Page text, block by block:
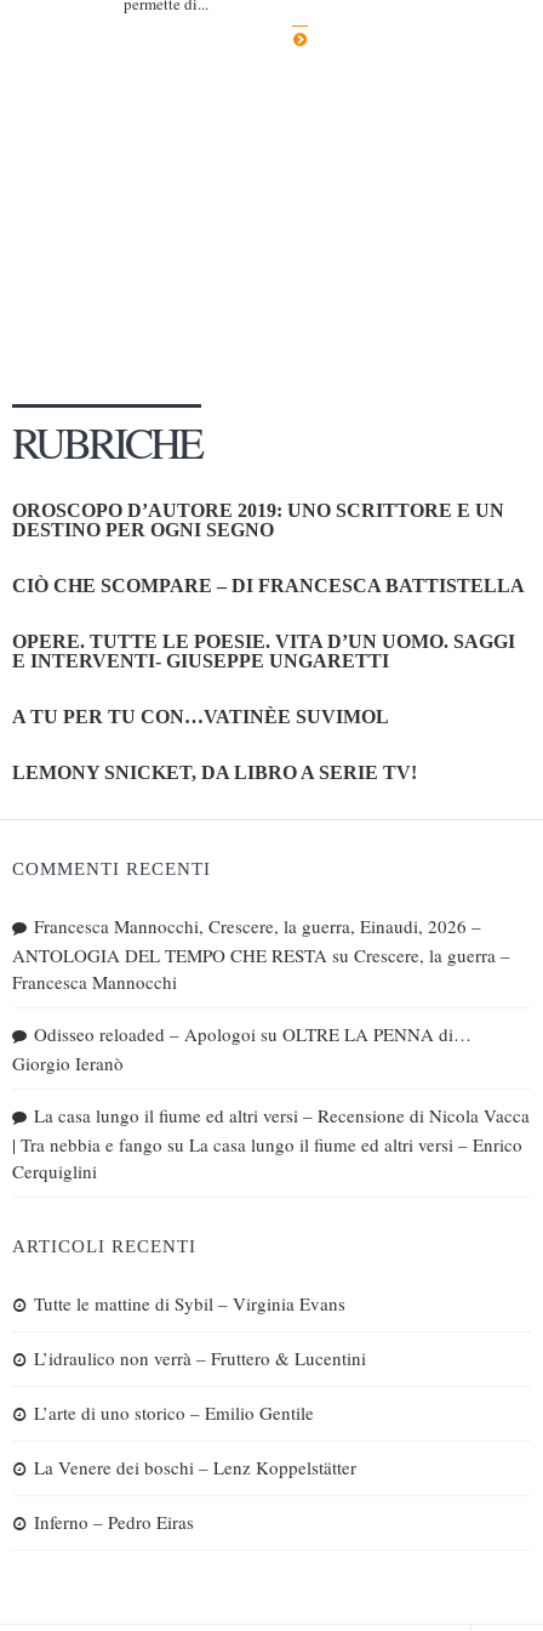
Tabù Festival 2014
A Tutto Volume
Marketing
RUBRICHE
OROSCOPO D’AUTORE 2019: UNO SCRITTORE E UN
DESTINO PER OGNI SEGNO
CIÒ CHE SCOMPARE – DI FRANCESCA BATTISTELLA
OPERE. TUTTE LE POESIE. VITA D’UN UOMO. SAGGI
E INTERVENTI- GIUSEPPE UNGARETTI
A TU PER TU CON…VATINÈE SUVIMOL
LEMONY SNICKET, DA LIBRO A SERIE TV!
COMMENTI RECENTI
Francesca Mannocchi, Crescere, la guerra, Einaudi, 2026 –
ANTOLOGIA DEL TEMPO CHE RESTA su Crescere, la guerra –
Francesca Mannocchi
Odisseo reloaded – Apologoi su OLTRE LA PENNA di…
Giorgio Ieranò
La casa lungo il fiume ed altri versi – Recensione di Nicola Vacca
| Tra nebbia e fango su La casa lungo il fiume ed altri versi – Enrico
Cerquiglini
ARTICOLI RECENTI
Tutte le mattine di Sybil – Virginia Evans
L’idraulico non verrà – Fruttero & Lucentini
L’arte di uno storico – Emilio Gentile
La Venere dei boschi – Lenz Koppelstätter
Inferno – Pedro Eiras